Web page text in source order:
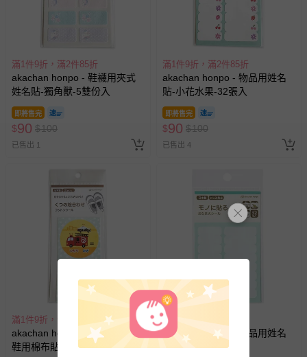
滿1件9折，滿2件85折
akachan honpo - 鞋襪用夾式
姓名貼-獨角獸-5雙份入
即將售完
$90 $100
已售出 1
滿1件9折，滿2件85折
akachan honpo - 物品用姓名
貼-小花水果-32張入
即將售完
$90 $100
已售出 4
滿1件9折，滿2件85折
akachan honpo - 可分左右腳
鞋用棉布貼紙-交通工具-2雙份
滿1件9折，滿2件85折
akachan honpo - 物品用姓名
貼-藍色